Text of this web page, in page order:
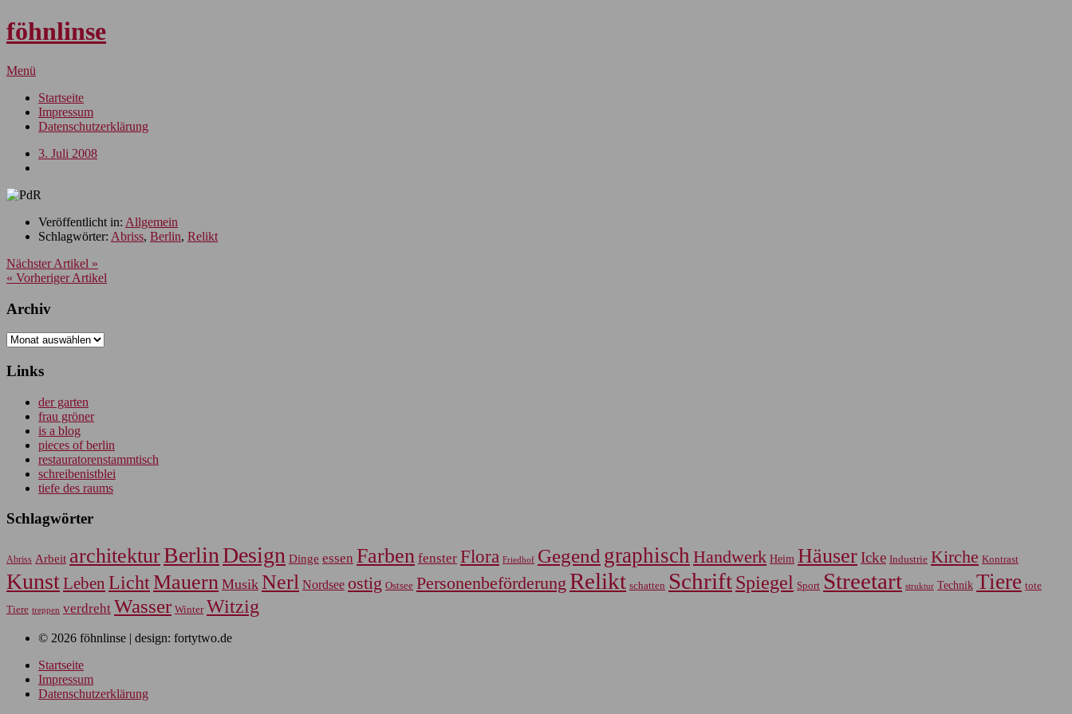
föhnlinse
Menü
Startseite
Impressum
Datenschutzerklärung
3. Juli 2008
Veröffentlicht in: Allgemein
Schlagwörter: Abriss, Berlin, Relikt
Nächster Artikel »
« Vorheriger Artikel
Archiv
Archiv
Links
der garten
frau gröner
is a blog
pieces of berlin
restauratorenstammtisch
schreibenistblei
tiefe des raums
Schlagwörter
Abriss Arbeit architekturBerlin Design Dinge essen Farben fenster Flora Friedhof Gegend graphisch Handwerk Heim HäuserIcke Industrie Kirche Kontrast
KunstLeben LichtMauern Musik Nerl Nordsee ostig Ostsee Personenbeförderung Relikt schatten SchriftSpiegel Sport Streetart struktur Technik Tiere tote
Tiere treppen verdreht Wasser Winter Witzig
© 2026 föhnlinse | design: fortytwo.de
Startseite
Impressum
Datenschutzerklärung